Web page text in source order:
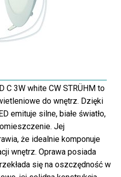
C 3W white CW STRÜHM to
do wnętrz. Dzięki
emituje silne, białe światło,
Jej
że idealnie komponuje
wnętrz. Oprawa posiada
się na oszczędność w